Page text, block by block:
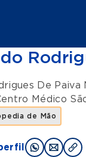
De
Médico
de Mão